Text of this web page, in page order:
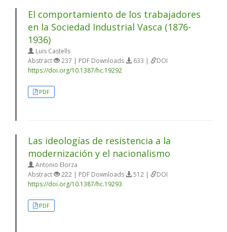
El comportamiento de los trabajadores
en la Sociedad Industrial Vasca (1876-
1936)
Luis Castells
Abstract
237 | PDF Downloads 633 |
DOI
https://doi.org/10.1387/hc.19292
PDF
Las ideologías de resistencia a la
modernización y el nacionalismo
Antonio Elorza
Abstract
222 | PDF Downloads 512 |
DOI
https://doi.org/10.1387/hc.19293
PDF